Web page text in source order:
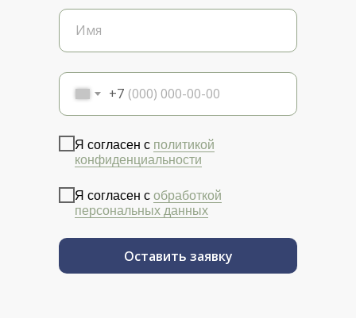
+7
Я согласен с политикой
конфиденциальности
Я согласен с обработкой
персональных данных
Оставить заявку